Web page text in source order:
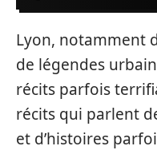
Lyon, notamment
de légendes
récits parfois
récits qui parlent
et d’histoires